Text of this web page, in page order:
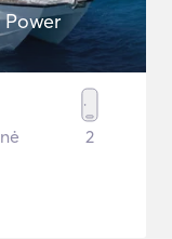
Power
2